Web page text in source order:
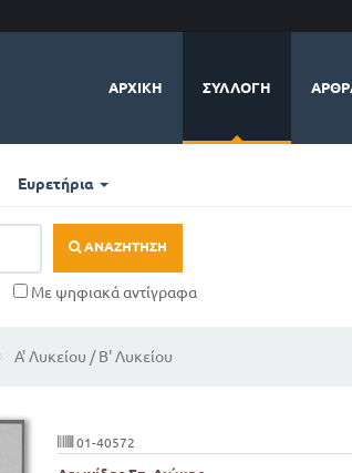
ΑΡΧΙΚΉ ΣΥΛΛΟΓΉ
Ευρετήρια
ΑΝΑΖΉΤΗΣΗ
Με ψηφιακά αντίγραφα
Α' Λυκείου / Β' Λυκείου
01-40572